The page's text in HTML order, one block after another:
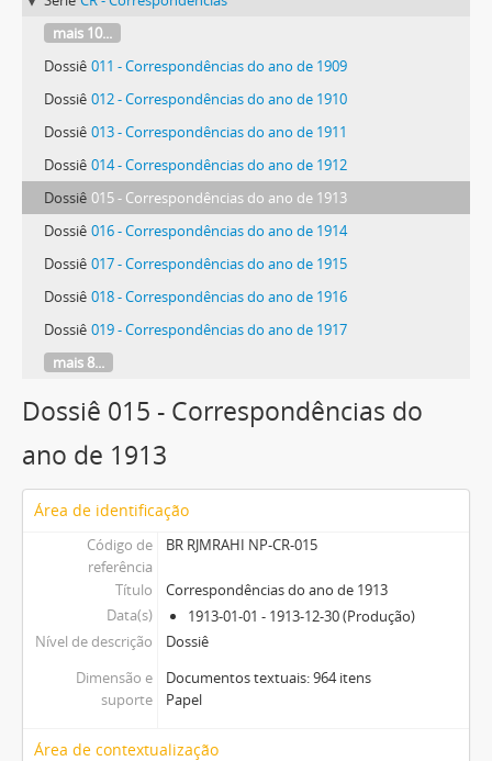
mais 10...
Dossiê 011 - Correspondências do ano de 1909
Dossiê 012 - Correspondências do ano de 1910
Dossiê 013 - Correspondências do ano de 1911
Dossiê 014 - Correspondências do ano de 1912
Dossiê 015 - Correspondências do ano de 1913
Dossiê 016 - Correspondências do ano de 1914
Dossiê 017 - Correspondências do ano de 1915
Dossiê 018 - Correspondências do ano de 1916
Dossiê 019 - Correspondências do ano de 1917
mais 8...
Dossiê 015 - Correspondências do
ano de 1913
Área de identificação
Código de
referência
BR RJMRAHI NP-CR-015
Título
Correspondências do ano de 1913
Data(s)
1913-01-01 - 1913-12-30 (Produção)
Nível de descrição
Dossiê
Dimensão e
suporte
Documentos textuais: 964 itens
Papel
Área de contextualização